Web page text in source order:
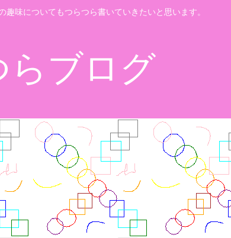
味についてもつらつら書いていきたいと思います。
らブログ